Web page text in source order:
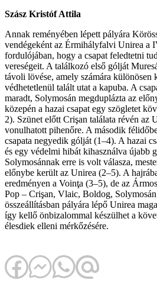
Szász Kristóf Attila
Annak reményében lépett pályára
vendégeként az Érmihályfalvi Unirea a
fordulójában, hogy a csapat feledtetni
vereségeit. A találkozó első gólját
távoli lövése, amely számára különösen
védhetetlenül talált utat a kapuba. A
maradt, Solymosán megduplázta az
közepén a hazai csapat egy szögletet
2). Szünet előtt Crişan találata révén az
vonulhatott pihenőre. A második
csapata negyedik gólját (1–4). A hazai
és egy védelmi hibát kihasználva újabb
Solymosánnak erre is volt válasza,
előnybe került az Unirea (2–5). A
eredményen a Voinţa (3–5), de az
Pop – Crişan, Vlaic, Boldog,
összeállításban pályára lépő Unirea
így kellő önbizalommal készülhet a
élesdiek elleni mérkőzésére.